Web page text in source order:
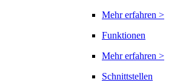
Mehr erfahren >
Funktionen
Mehr erfahren >
Schnittstellen